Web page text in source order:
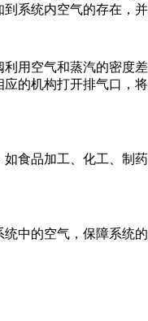
系统内空气的存在，并
用空气和蒸汽的密度
的机构打开排气口
食品加工、化工、制
中的空气，保障系统